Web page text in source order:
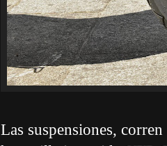
Las suspensiones,